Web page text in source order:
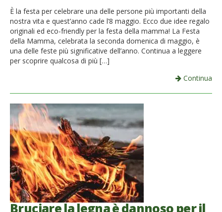
È la festa per celebrare una delle persone più importanti della
nostra vita e quest’anno cade l’8 maggio. Ecco due idee regalo
originali ed eco-friendly per la festa della mamma! La Festa
della Mamma, celebrata la seconda domenica di maggio, è
una delle feste più significative dell’anno. Continua a leggere
per scoprire qualcosa di più […]
Continua
Bruciare la legna è dannoso per il